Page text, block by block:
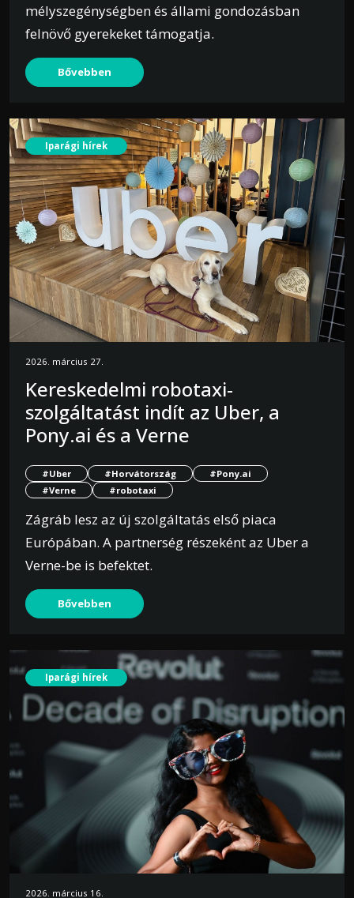
mélyszegénységben és állami gondozásban
felnövő gyerekeket támogatja.
Bővebben
Iparági hírek
2026. március 27.
Kereskedelmi robotaxi-
szolgáltatást indít az Uber, a
Pony.ai és a Verne
#Uber #Horvátország
#Pony.ai
#Verne
#robotaxi
Zágráb lesz az új szolgáltatás első piaca
Európában. A partnerség részeként az Uber a
Verne-be is befektet.
Bővebben
Iparági hírek
2026. március 16.